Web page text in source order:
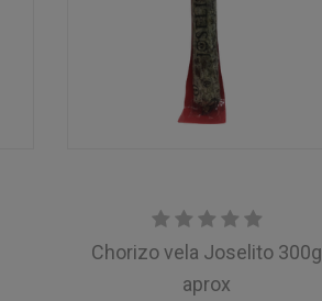
Chorizo vela Joselito 300g
aprox